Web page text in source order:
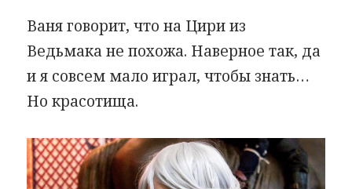
Ваня говорит, что на Цири из
Ведьмака не похожа. Наверное так, да
и я совсем мало играл, чтобы знать…
Но красотища.